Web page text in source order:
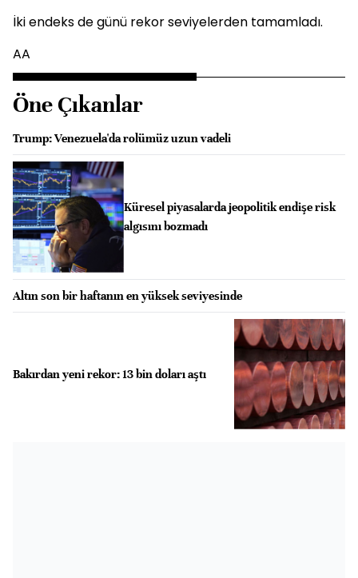
İki endeks de günü rekor seviyelerden tamamladı.
AA
Öne Çıkanlar
Trump: Venezuela'da rolümüz uzun vadeli
Küresel piyasalarda jeopolitik endişe risk
algısını bozmadı
Altın son bir haftanın en yüksek seviyesinde
Bakırdan yeni rekor: 13 bin doları aştı